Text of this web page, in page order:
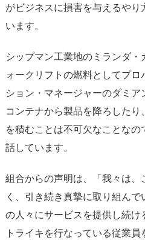
がビジネスに損害を与えるや
います。
シップマン工業地のミランダ
ォークリフトの燃料としてプ
ション・マネージャーのダミ
コンテナから製品を降ろした
を積むことは不可欠なことな
話しています。
組合からの声明は、「我々は
く、引き続き真摯に取り組ん
の人々にサービスを提供し続
トライキを行なっている従業